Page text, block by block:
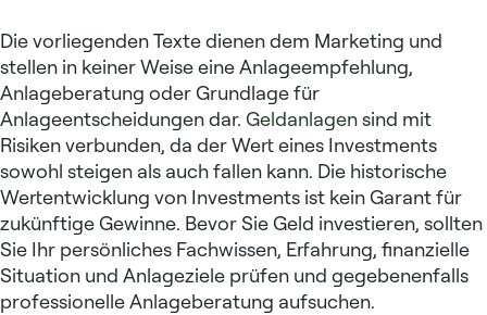
Die vorliegenden Texte dienen dem Marketing und
stellen in keiner Weise eine Anlageempfehlung,
Anlageberatung oder Grundlage für
Anlageentscheidungen dar. Geldanlagensind mit
Risiken verbunden, da der Wert eines Investments
sowohl steigen als auch fallen kann. Die historische
Wertentwicklung von Investments ist kein Garant für
zukünftige Gewinne. Bevor Sie Geld investieren, sollten
Sie Ihr persönliches Fachwissen, Erfahrung, finanzielle
Situation und Anlageziele prüfen und gegebenenfalls
professionelle Anlageberatung aufsuchen.